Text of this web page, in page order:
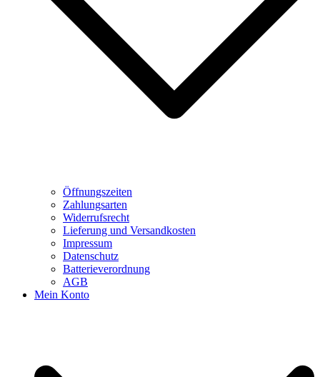
Öffnungszeiten
Zahlungsarten
Widerrufsrecht
Lieferung und Versandkosten
Impressum
Datenschutz
Batterieverordnung
AGB
Mein Konto